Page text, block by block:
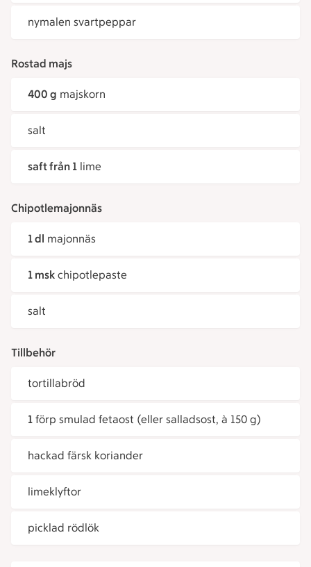
nymalen svartpeppar
Rostad majs
400 g majskorn
salt
saft från 1 lime
Chipotlemajonnäs
1 dl majonnäs
1 msk chipotlepaste
salt
Tillbehör
tortillabröd
1 förp smulad fetaost (eller salladsost, à 150 g)
hackad färsk koriander
limeklyftor
picklad rödlök